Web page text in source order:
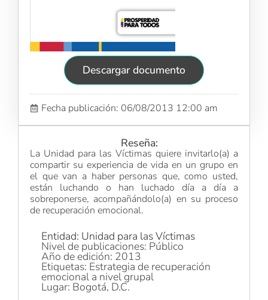
Descargar documento
Fecha publicación: 06/08/2013 12:00 am
Reseña:
La Unidad para las Víctimas quiere invitarlo(a) a
compartir su experiencia de vida en un grupo en
el que van a haber personas que, como usted,
están luchando o han luchado día a día a
sobreponerse, acompañándolo(a) en su proceso
de recuperación emocional.
Entidad: Unidad para las Víctimas
Nivel de publicaciones: Público
Año de edición: 2013
Etiquetas: Estrategia de recuperación
emocional a nivel grupal
Lugar: Bogotá, D.C.